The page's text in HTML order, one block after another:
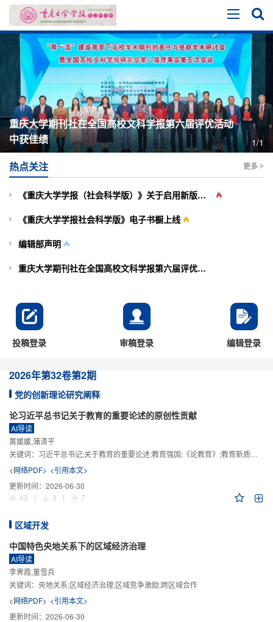
重庆大学期刊社在全国高校文科学报第六届评优活动
中获佳绩
1/1
热点关注 更多
《重庆大学学报（社会科学版）》关于启用新版投审稿系统的通知
《重庆大学学报社会科学版》电子书橱上线
编辑部声明
重庆大学期刊社在全国高校文科学报第六届评优活动中获佳绩
投稿登录 审稿登录 编辑登录
2026年第32卷第2期
党的创新理论研究阐释
论习近平总书记关于教育的重要论述的原创性贡献
AI导读
黄媛媛,蒲清平
关键词： 习近平总书记;关于教育的重要论述;教育强国;《论教育》;教育新质生产力;教育人工智能
<网络PDF> <引用本文>
更新时间： 2026-06-30
43
| 3 | 7
区域开发
中国特色央地关系下的区域经济治理
AI导读
李霁霞,董雪兵
关键词： 央地关系;区域经济治理;区域竞争激励;跨区域合作
<网络PDF> <引用本文>
更新时间： 2026-06-30